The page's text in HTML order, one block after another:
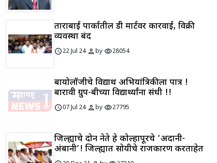
ताराबाई पार्कातील डी मार्टवर कारवाई, विक्री
व्यवस्था बंद
schedule22 Jul 24 personbyvisibility28054
बायोलॉजीचे विद्यार्थी अभियांत्रिकीला पात्र !
बारावी ग्रुप-बीच्या विद्यार्थ्यांना संधी !!
schedule07 Jul 24 personbyvisibility27795
जिल्ह्याचे दोन नेते हे कोल्हापूरचे ‘अदानी-
अंबानी’! जिल्ह्यात सोयीचे राजकारण करताहेत